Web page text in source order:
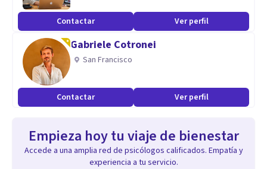
Contactar Ver perfil
Gabriele Cotronei
San Francisco
Contactar Ver perfil
Empieza hoy tu viaje de bienestar
Accede a una amplia red de psicólogos calificados. Empatía y
experiencia a tu servicio.